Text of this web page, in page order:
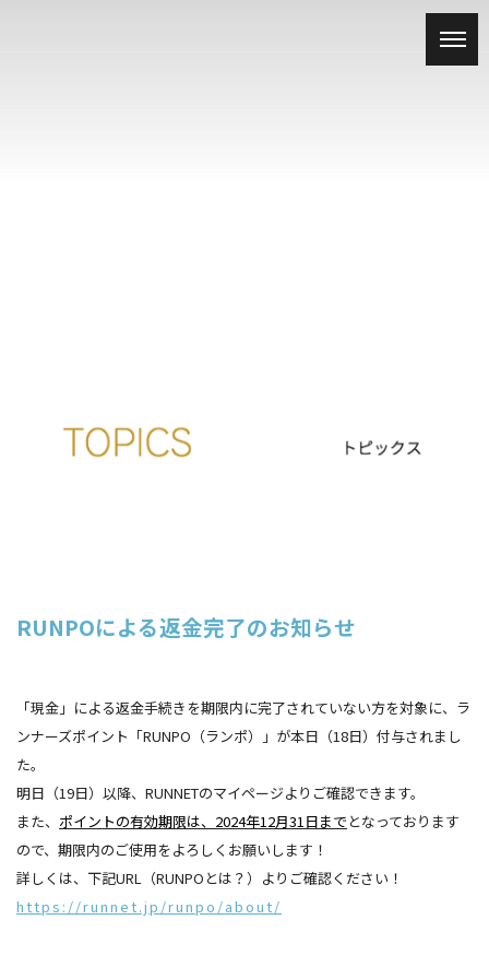
RUNPOによる返金完了のお知らせ
「現金」による返金手続きを期限内に完了されていない方を対象に、ラ
ンナーズポイント「RUNPO（ランポ）」が本日（18日）付与されまし
た。
明日（19日）以降、RUNNETのマイページよりご確認できます。
また、 ポイントの有効期限は、2024年12月31日まで となっております
ので、期限内のご使用をよろしくお願いします！
詳しくは、下記URL（RUNPOとは？）よりご確認ください！
https://runnet.jp/runpo/about/